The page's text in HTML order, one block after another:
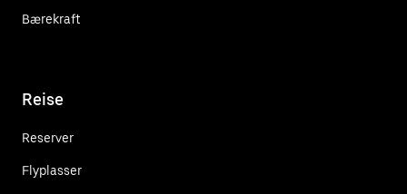
Bærekraft
Reise
Reserver
Flyplasser